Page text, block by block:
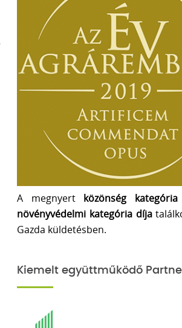
A megnyert közönség
növényvédelmi kategória díja
Gazda küldetésben.
Kiemelt együttműködő